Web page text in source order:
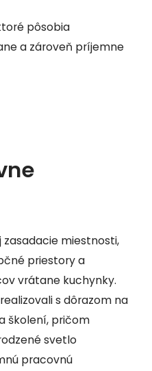
pôsobia
a zároveň príjemne
zasadacie miestnosti,
priestory a
vrátane kuchynky.
s dôrazom na
školení, pričom
svetlo
pracovnú